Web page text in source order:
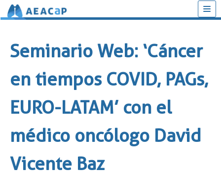
contenido
Seminario Web: ‘Cáncer
en tiempos COVID, PAGs,
EURO-LATAM’ con el
médico oncólogo David
Vicente Baz